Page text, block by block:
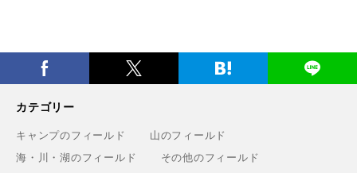
カテゴリー
キャンプのフィールド
山のフィールド
海・川・湖のフィールド
その他のフィールド